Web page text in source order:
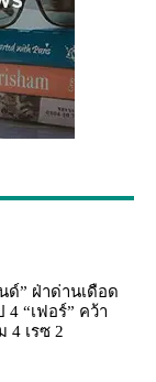
ด์” ฝ่าด่านเดือด
“เฟอร์” คว้า
4 เรซ 2